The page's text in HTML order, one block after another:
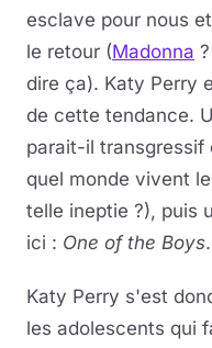
esclave pour nous
le retour (Madonna
dire ça). Katy Perry
de cette tendance.
parait-il transgressif
quel monde vivent
telle ineptie ?), puis
ici : One of the Boys.
Katy Perry s'est
les adolescents qui